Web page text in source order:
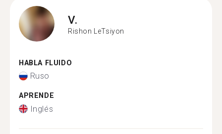
V.
Rishon LeTsiyon
HABLA FLUIDO
Ruso
APRENDE
Inglés